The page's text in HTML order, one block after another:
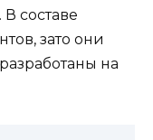
составе
зато они
на